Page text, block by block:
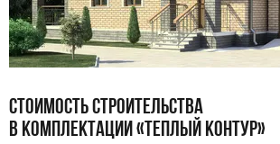
СТОИМОСТЬ СТРОИТЕЛЬСТВА
В КОМПЛЕКТАЦИИ «ТЕПЛЫЙ КОНТУР»